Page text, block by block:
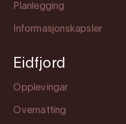
Planlegging
Informasjonskapsler
Eidfjord
Opplevingar
Overnatting